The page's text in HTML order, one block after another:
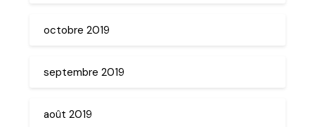
octobre 2019
septembre 2019
août 2019